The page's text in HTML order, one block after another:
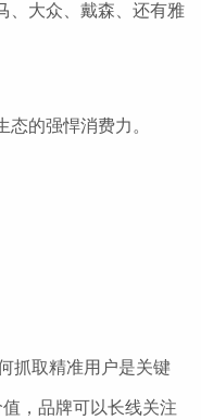
、大众、戴森、还有雅
的强悍消费力。
抓取精准用户是关键
，品牌可以长线关注